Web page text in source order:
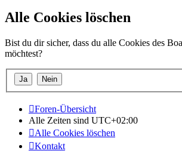
Alle Cookies löschen
Bist du dir sicher, dass du alle Cookies des
möchtest?
Foren-Übersicht
Alle Zeiten sind UTC+02:00
Alle Cookies löschen
Kontakt